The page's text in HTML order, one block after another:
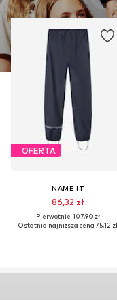
OFERTA
NAME IT
86,32 zł
Pierwotnie: 107,90 zł
Ostatnia najniższa cena:75,12 zł